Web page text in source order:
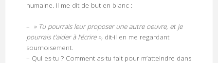
humaine. Il me dit de but en blanc :
– » Tu pourrais leur proposer une autre oeuvre, et je
pourrais t’aider à l’écrire »,dit-il en me regardant
sournoisement.
– Qui es-tu ? Comment as-tu fait pour m’atteindre dans